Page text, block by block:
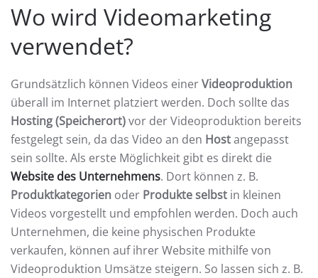
Wo wird Videomarketing
verwendet?
Grundsätzlich können Videos einerVideoproduktion
überall im Internet platziert werden. Doch sollte das
Hosting (Speicherort)vor der Videoproduktion bereits
festgelegt sein, da das Video an den Hostangepasst
sein sollte. Als erste Möglichkeit gibt es direkt die
Website des Unternehmens. Dort können z. B.
Produktkategorien oder Produkte selbst in kleinen
Videos vorgestellt und empfohlen werden. Doch auch
Unternehmen, die keine physischen Produkte
verkaufen, können auf ihrer Website mithilfe von
Videoproduktion Umsätze steigern. So lassen sich z. B.